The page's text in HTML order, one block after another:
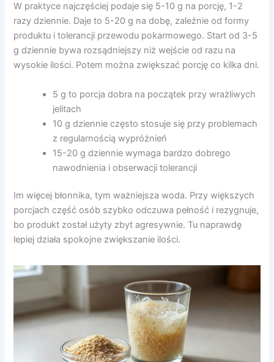
W praktyce najczęściej podaje się 5-10 g na porcję, 1-2
razy dziennie. Daje to 5-20 g na dobę, zależnie od formy
produktu i tolerancji przewodu pokarmowego. Start od 3-5
g dziennie bywa rozsądniejszy niż wejście od razu na
wysokie ilości. Potem można zwiększać porcję co kilka dni.
5 g to porcja dobra na początek przy wrażliwych
jelitach
10 g dziennie często stosuje się przy problemach
z regularnością wypróżnień
15-20 g dziennie wymaga bardzo dobrego
nawodnienia i obserwacji tolerancji
Im więcej błonnika, tym ważniejsza woda. Przy większych
porcjach część osób szybko odczuwa pełność i rezygnuje,
bo produkt został użyty zbyt agresywnie. Tu naprawdę
lepiej działa spokojne zwiększanie ilości.